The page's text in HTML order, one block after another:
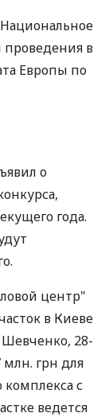
проведения в
Европы по
о
года.
центр"
в Киеве
Шевченко, 28-
млн. грн для
комплекса с
ведется